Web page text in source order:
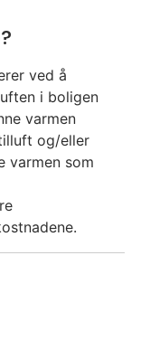
ved å
i boligen
varmen
og/eller
varmen som